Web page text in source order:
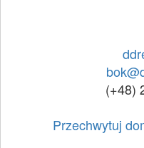
(+48)
Przechwytuj